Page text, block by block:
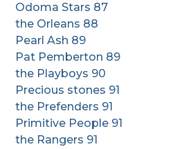
Odoma Stars 87
the Orleans 88
Pearl Ash 89
Pat Pemberton 89
the Playboys 90
Precious stones 91
the Prefenders 91
Primitive People 91
the Rangers 91